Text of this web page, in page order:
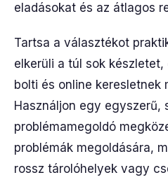
eladásokat és az átlagos
Tartsa a választékot
elkerüli a túl sok
bolti és online keresletnek
Használjon egy egyszerű,
problémamegoldó
problémák megoldására,
rossz tárolóhelyek vagy